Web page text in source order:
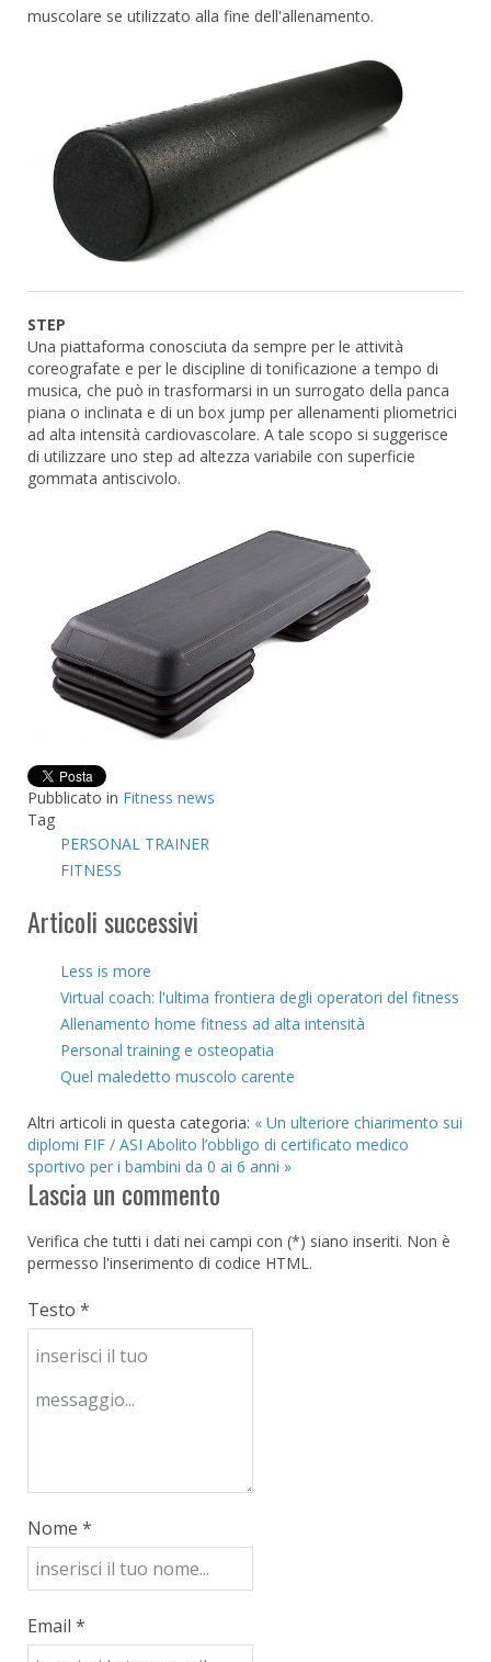
muscolare se utilizzato alla fine dell'allenamento.
STEP
Una piattaforma conosciuta da sempre per le attività
coreografate e per le discipline di tonificazione a tempo di
musica, che può in trasformarsi in un surrogato della panca
piana o inclinata e di un box jump per allenamenti pliometrici
ad alta intensità cardiovascolare. A tale scopo si suggerisce
di utilizzare uno step ad altezza variabile con superficie
gommata antiscivolo.
Pubblicato in Fitness news
Tag
PERSONAL TRAINER
FITNESS
Articoli successivi
Less is more
Virtual coach: l'ultima frontiera degli operatori del fitness
Allenamento home fitness ad alta intensità
Personal training e osteopatia
Quel maledetto muscolo carente
Altri articoli in questa categoria: « Un ulteriore chiarimento sui
diplomi FIF / ASI Abolito l’obbligo di certificato medico
sportivo per i bambini da 0 ai 6 anni »
Lascia un commento
Verifica che tutti i dati nei campi con (*) siano inseriti. Non è
permesso l'inserimento di codice HTML.
Testo *
Nome *
Email *